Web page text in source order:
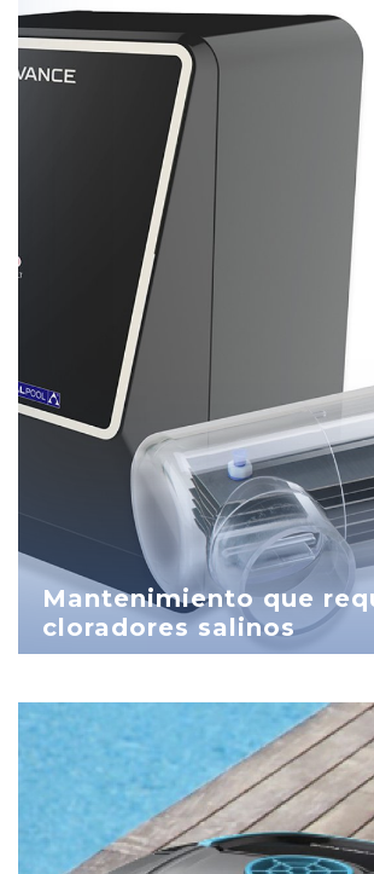
Mantenimiento que
cloradores salinos